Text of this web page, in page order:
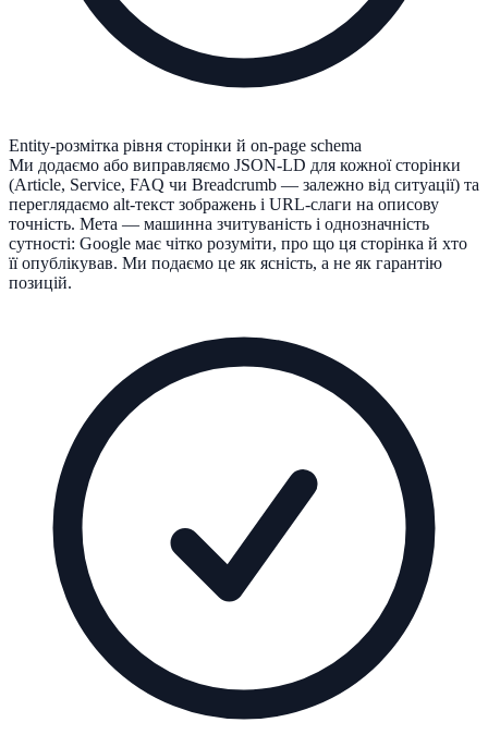
Entity-розмітка рівня сторінки й on-page schema
Ми додаємо або виправляємо JSON-LD для кожної сторінки
(Article, Service, FAQ чи Breadcrumb — залежно від ситуації) та
переглядаємо alt-текст зображень і URL-слаги на описову
точність. Мета — машинна зчитуваність і однозначність
сутності: Google має чітко розуміти, про що ця сторінка й хто
її опублікував. Ми подаємо це як ясність, а не як гарантію
позицій.